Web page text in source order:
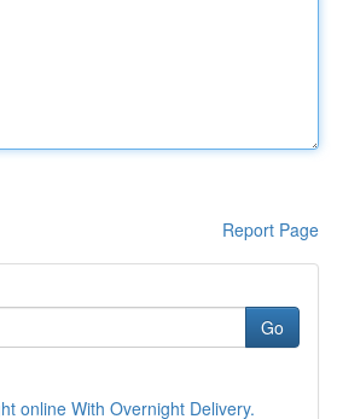
Report Page
Go
online With Overnight Delivery.